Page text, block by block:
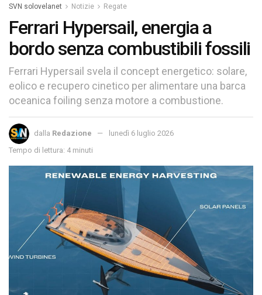
SVN solovelanet Notizie Regate
Ferrari Hypersail, energia a
bordo senza combustibili fossili
Ferrari Hypersail svela il concept energetico: solare,
eolico e recupero cinetico per alimentare una barca
oceanica foiling senza motore a combustione.
dalla Redazione
lunedì 6 luglio 2026
Tempo di lettura: 4 minuti